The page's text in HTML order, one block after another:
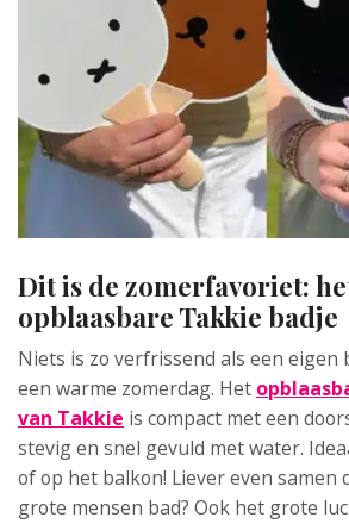
Dit is de zomerfavoriet:
opblaasbare Takkie badje
Niets is zo verfrissend als een eigen
een warme zomerdag. Het
van Takkie is compact met een
stevig en snel gevuld met water.
of op het balkon! Liever even samen
grote mensen bad? Ook het grote